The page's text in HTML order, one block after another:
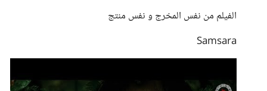
الفيلم من نفس المخرج و نفس منتج
Samsara